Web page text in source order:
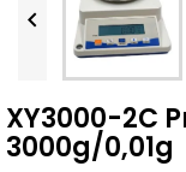

XY3000-2C
3000g/0,01g